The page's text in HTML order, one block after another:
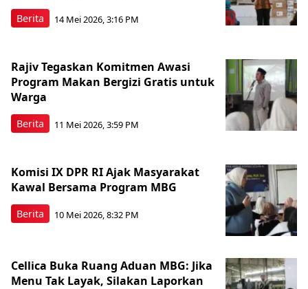
Berita 14 Mei 2026, 3:16 PM
Berita
Rajiv Tegaskan Komitmen Awasi
Program Makan Bergizi Gratis untuk
Warga
11 Mei 2026, 3:59 PM
Berita
Komisi IX DPR RI Ajak Masyarakat
Kawal Bersama Program MBG
10 Mei 2026, 8:32 PM
Cellica Buka Ruang Aduan MBG: Jika
Menu Tak Layak, Silakan Laporkan